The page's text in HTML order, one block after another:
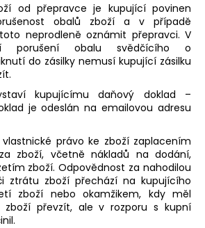
od přepravce je kupující povinen
obalů zboží a v případě
neprodleně oznámit přepravci. V
porušení obalu svědčícího o
do zásilky nemusí kupující zásilku
kupujícímu daňový doklad –
je odeslán na emailovou adresu
vlastnické právo ke zboží zaplacením
zboží, včetně nákladů na dodání,
zboží. Odpovědnost za nahodilou
ztrátu zboží přechází na kupujícího
zboží nebo okamžikem, kdy měl
zboží převzít, ale v rozporu s kupní